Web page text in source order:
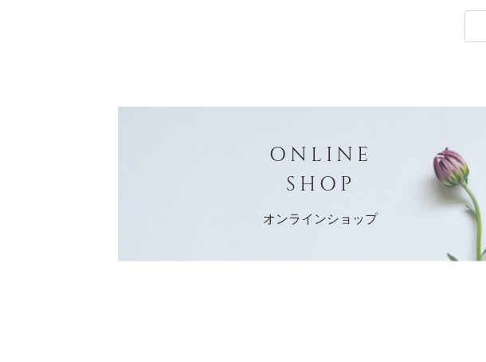
ONLINE
SHOP
オンラインショップ